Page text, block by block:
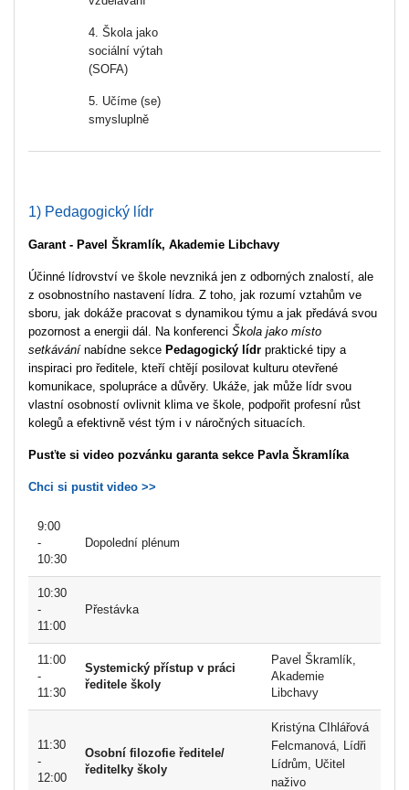
4. Škola jako
sociální výtah
(SOFA)
5. Učíme (se)
smysluplně
1) Pedagogický lídr
Garant - Pavel Škramlík, Akademie Libchavy
Účinné lídrovství ve škole nevzniká jen z odborných znalostí, ale
z osobnostního nastavení lídra. Z toho, jak rozumí vztahům ve
sboru, jak dokáže pracovat s dynamikou týmu a jak předává svou
pozornost a energii dál. Na konferenci Škola jako místo
setkávánínabídne sekce Pedagogický lídr praktické tipy a
inspiraci pro ředitele, kteří chtějí posilovat kulturu otevřené
komunikace, spolupráce a důvěry. Ukáže, jak může lídr svou
vlastní osobností ovlivnit klima ve škole, podpořit profesní růst
kolegů a efektivně vést tým i v náročných situacích.
Pusťte si video pozvánku garanta sekce Pavla Škramlíka
Chci si pustit video >>
9:00
-
10:30
Dopolední plénum
10:30
-
11:00
Přestávka
11:00
-
11:30
Systemický přístup v práci
ředitele školy
Pavel Škramlík,
Akademie
Libchavy
11:30
-
12:00
Osobní filozofie ředitele/
ředitelky školy
Kristýna CIhlářová
Felcmanová, Lídři
Lídrům, Učitel
naživo